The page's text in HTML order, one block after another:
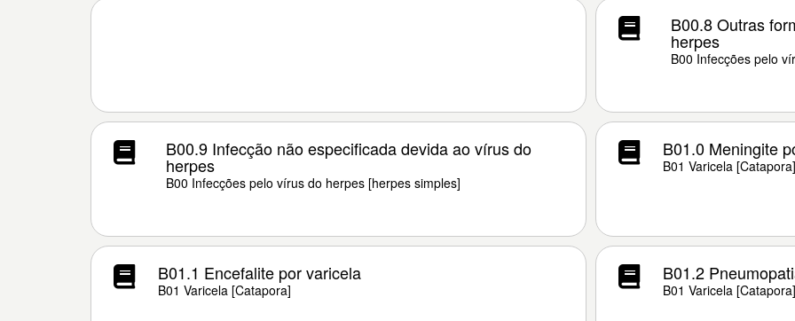
B00.8 Outras
herpes
B00 Infecções pelo
B00.9 Infecção não especificada devida ao vírus do
herpes
B00 Infecções pelo vírus do herpes [herpes simples]
B01.0 Meningite
B01 Varicela [Catapora]
B01.1 Encefalite por varicela
B01 Varicela [Catapora]
B01.2
B01 Varicela [Catapora]